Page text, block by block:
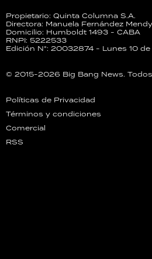
Propietario: Quinta Columna S.A.
Directora: Manuela Fernández Mendy
Domicilio: Humboldt 1493 - CABA
RNPI: 5222533
Edición N°: 20032874 - Lunes 10
© 2015-2026 Big Bang News.
Políticas de Privacidad
Términos y condiciones
Comercial
RSS